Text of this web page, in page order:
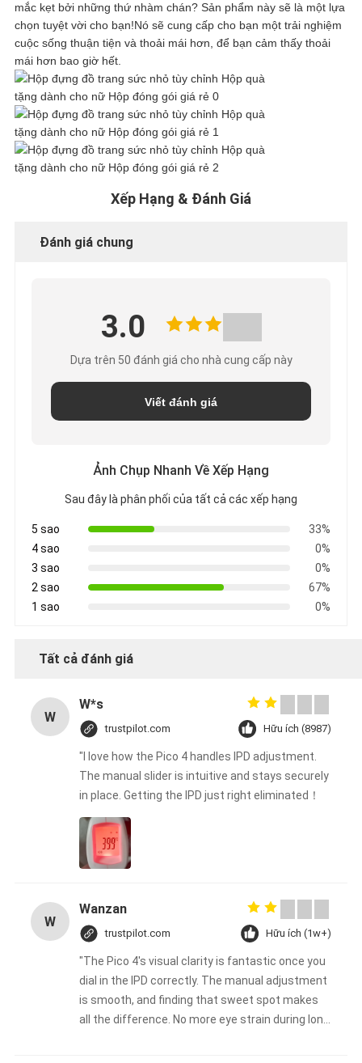
YÊU
CẦU
BÁO
GIÁ
CHÍNH
SÁCH
mắc kẹt bởi những thứ nhàm chán? Sản phẩm này sẽ là một lựa
chọn tuyệt vời cho bạn!Nó sẽ cung cấp cho bạn một trải nghiệm
cuộc sống thuận tiện và thoải mái hơn, để bạn cảm thấy thoải
mái hơn bao giờ hết.
Xếp Hạng & Đánh Giá
Đánh giá chung
3.0
Dựa trên 50 đánh giá cho nhà cung cấp này
Viết đánh giá
Ảnh Chụp Nhanh Về Xếp Hạng
Sau đây là phân phối của tất cả các xếp hạng
5 sao
33%
4 sao
0%
3 sao
0%
2 sao
67%
1 sao
0%
Tất cả đánh giá
W
W*s
trustpilot.com Hữu ích (8987)
"I love how the Pico 4 handles IPD adjustment.
The manual slider is intuitive and stays securely
in place. Getting the IPD just right eliminated！
W
Wanzan
trustpilot.com Hữu ích (1w+)
"The Pico 4's visual clarity is fantastic once you
dial in the IPD correctly. The manual adjustment
is smooth, and finding that sweet spot makes
all the difference. No more eye strain during long